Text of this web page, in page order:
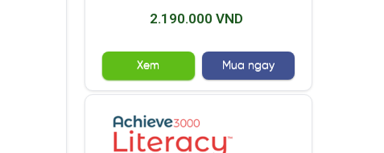
2.190.000 VND
Xem Mua ngay